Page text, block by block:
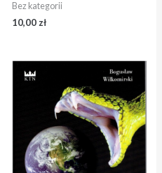
Bez kategorii
10,00 zł